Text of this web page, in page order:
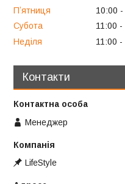
Пʼятниця
10:00
Субота
11:00
Неділя
11:00
Контакти
Менеджер
LifeStyle